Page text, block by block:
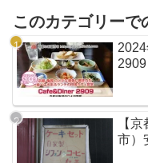
このカテゴリーで
2909
【
市）